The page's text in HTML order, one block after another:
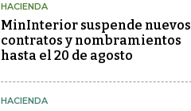
HACIENDA
MinInterior suspende nuevos
contratos y nombramientos
hasta el 20 de agosto
HACIENDA